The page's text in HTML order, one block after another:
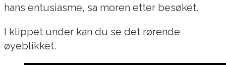
hans entusiasme, sa moren etter besøket.
I klippet under kan du se det rørende
øyeblikket.